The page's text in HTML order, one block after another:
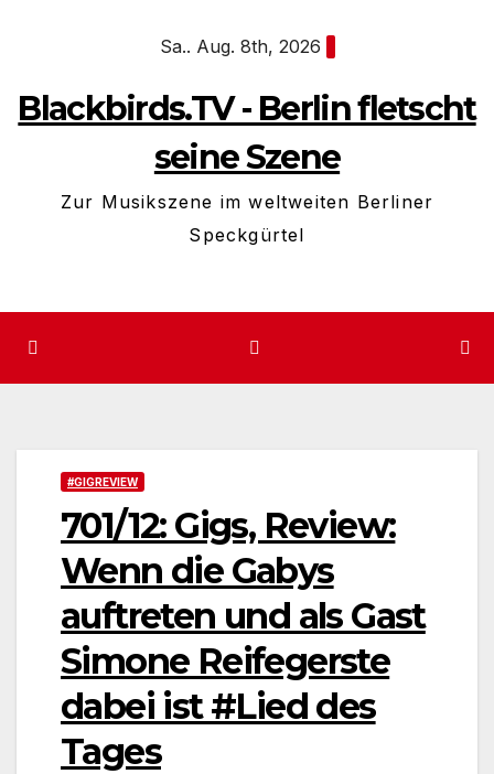
Sa.. Aug. 8th, 2026
Blackbirds.TV - Berlin fletscht
seine Szene
Zur Musikszene im weltweiten Berliner
Speckgürtel
#GIGREVIEW
701/12: Gigs, Review:
Wenn die Gabys
auftreten und als Gast
Simone Reifegerste
dabei ist #Lied des
Tages